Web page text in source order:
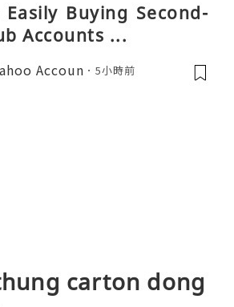
Buying Second-
Accounts ...
Accoun 5小時前
carton dong